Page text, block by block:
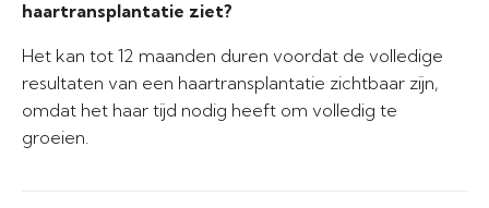
haartransplantatie ziet?
Het kan tot 12 maanden duren voordat de volledige
resultaten van een haartransplantatie zichtbaar zijn,
omdat het haar tijd nodig heeft om volledig te
groeien.